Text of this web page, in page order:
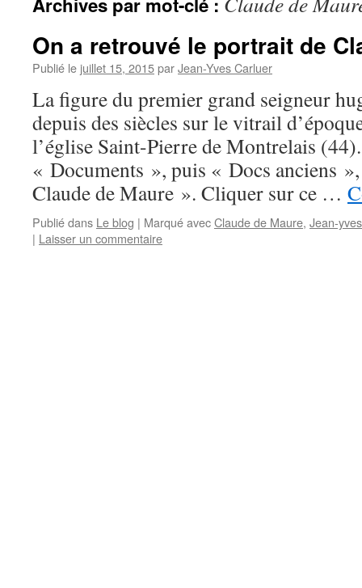
On a retrouvé le portrait de
Publié le juillet 15, 2015parJean-Yves Carluer
La figure du premier grand seigneur
depuis des siècles sur le vitrail
l’église Saint-Pierre de Montrelais
« Documents », puis « Docs anciens
Claude de Maure ». Cliquer sur ce …
Publié dans Le blog | Marqué avecClaude de Maure, Jean-
| Laisser un commentaire